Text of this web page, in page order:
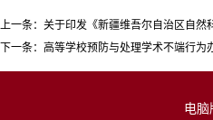
上一条： 关于印发《新疆维吾尔自治区自然
下一条： 高等学校预防与处理学术不端行为
电脑